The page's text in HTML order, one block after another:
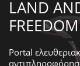
LAND
FREEDOM
Portal